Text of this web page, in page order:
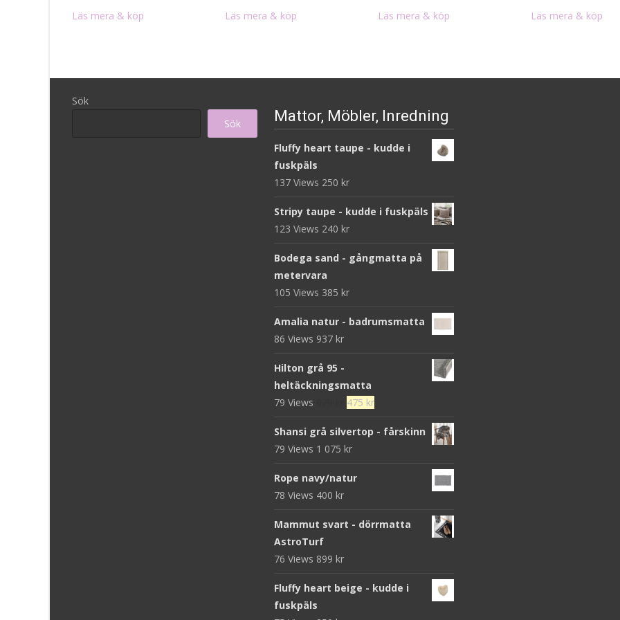
Läs mera & köp Läs mera & köp Läs mera & köp Läs mera & köp
Sök
Sök
Mattor, Möbler, Inredning
Fluffy heart taupe - kudde i
fuskpäls
137 Views 250 kr
Stripy taupe - kudde i fuskpäls
123 Views 240 kr
Bodega sand - gångmatta på
metervara
105 Views 385 kr
Amalia natur - badrumsmatta
86 Views 937 kr
Hilton grå 95 -
heltäckningsmatta
79 Views
Det
priset
var:
475 krDet
priset
Shansi grå silvertop - fårskinn
79 Views 1 075 kr
Rope navy/natur
78 Views 400 kr
Mammut svart - dörrmatta
AstroTurf
76 Views 899 kr
Fluffy heart beige - kudde i
fuskpäls